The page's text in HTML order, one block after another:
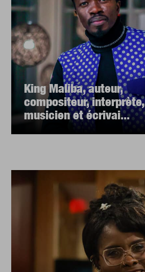
King Maliba, auteur,
compositeur, interprète,
musicien et écrivai...